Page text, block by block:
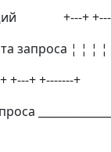
+---+ +---+
¦ ¦ ¦ ¦ ¦
+